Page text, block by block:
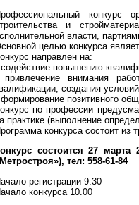
конкурс
и
власти,
целью конкурса
направлен на:
содействие повышению
привлечение внимания
создания
формирование позитивного
по профессии
практике (выполнение
конкурса состоит из
состоится 27
тел: 558-61-84
регистрации 9.30
конкурса 10.00